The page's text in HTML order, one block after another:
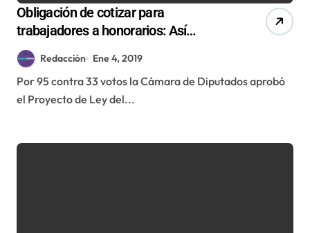
Obligación de cotizar para
trabajadores a honorarios: Así
votaron los diputados de la región
Redacción Ene 4, 2019
Por 95 contra 33 votos la Cámara de Diputados aprobó
el Proyecto de Ley del...